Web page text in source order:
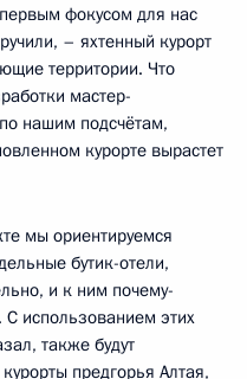
фокусом для нас
– яхтенный курорт
территории. Что
мастер-
нашим подсчётам,
курорте вырастет
мы ориентируемся
бутик-отели,
и к ним почему-
С использованием этих
также будут
предгорья Алтая,